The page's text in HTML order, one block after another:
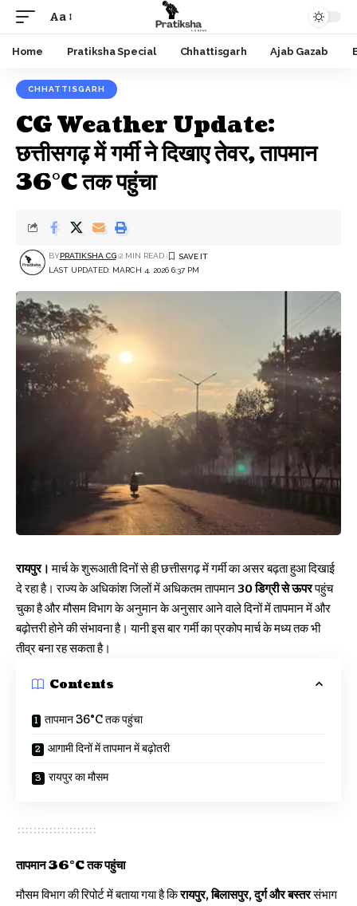
Font
Resizer
Aa
Home Pratiksha Special Chhattisgarh Ajab Gazab
CHHATTISGARH
CG Weather Update:
छत्तीसगढ़ में गर्मी ने दिखाए तेवर, तापमान
36°C तक पहुंचा
LAST UPDATED: MARCH 4, 2026 6:37 PM
BYPRATIKSHA CG 2 MIN READ
रायपुर। मार्च के शुरूआती दिनों से ही छत्तीसगढ़ में गर्मी का असर बढ़ता हुआ दिखाई
दे रहा है। राज्य के अधिकांश जिलों में अधिकतम तापमान30 डिग्री से ऊपरपहुंच
चुका है और मौसम विभाग के अनुमान के अनुसार आने वाले दिनों में तापमान में और
बढ़ोत्तरी होने की संभावना है। यानी इस बार गर्मी का प्रकोप मार्च के मध्य तक भी
तीव्र बना रह सकता है।
Contents
तापमान 36°C तक पहुंचा
आगामी दिनों में तापमान में बढ़ोतरी
रायपुर का मौसम
तापमान 36°C तक पहुंचा
मौसम विभाग की रिपोर्ट में बताया गया है किरायपुर, बिलासपुर, दुर्ग और बस्तरसंभाग